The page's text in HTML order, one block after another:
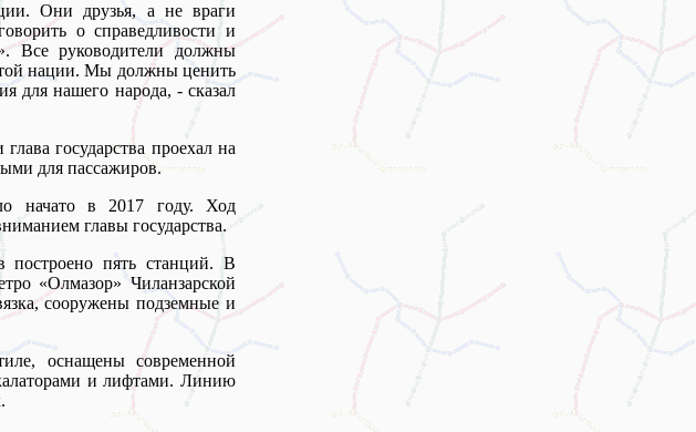
Они друзья, а не враги
о справедливости и
Все руководители должны
нации. Мы должны ценить
для нашего народа, - сказал
государства проехал на
для пассажиров.
начато в 2017 году. Ход
главы государства.
построено пять станций. В
«Олмазор» Чиланзарской
сооружены подземные и
оснащены современной
и лифтами. Линию